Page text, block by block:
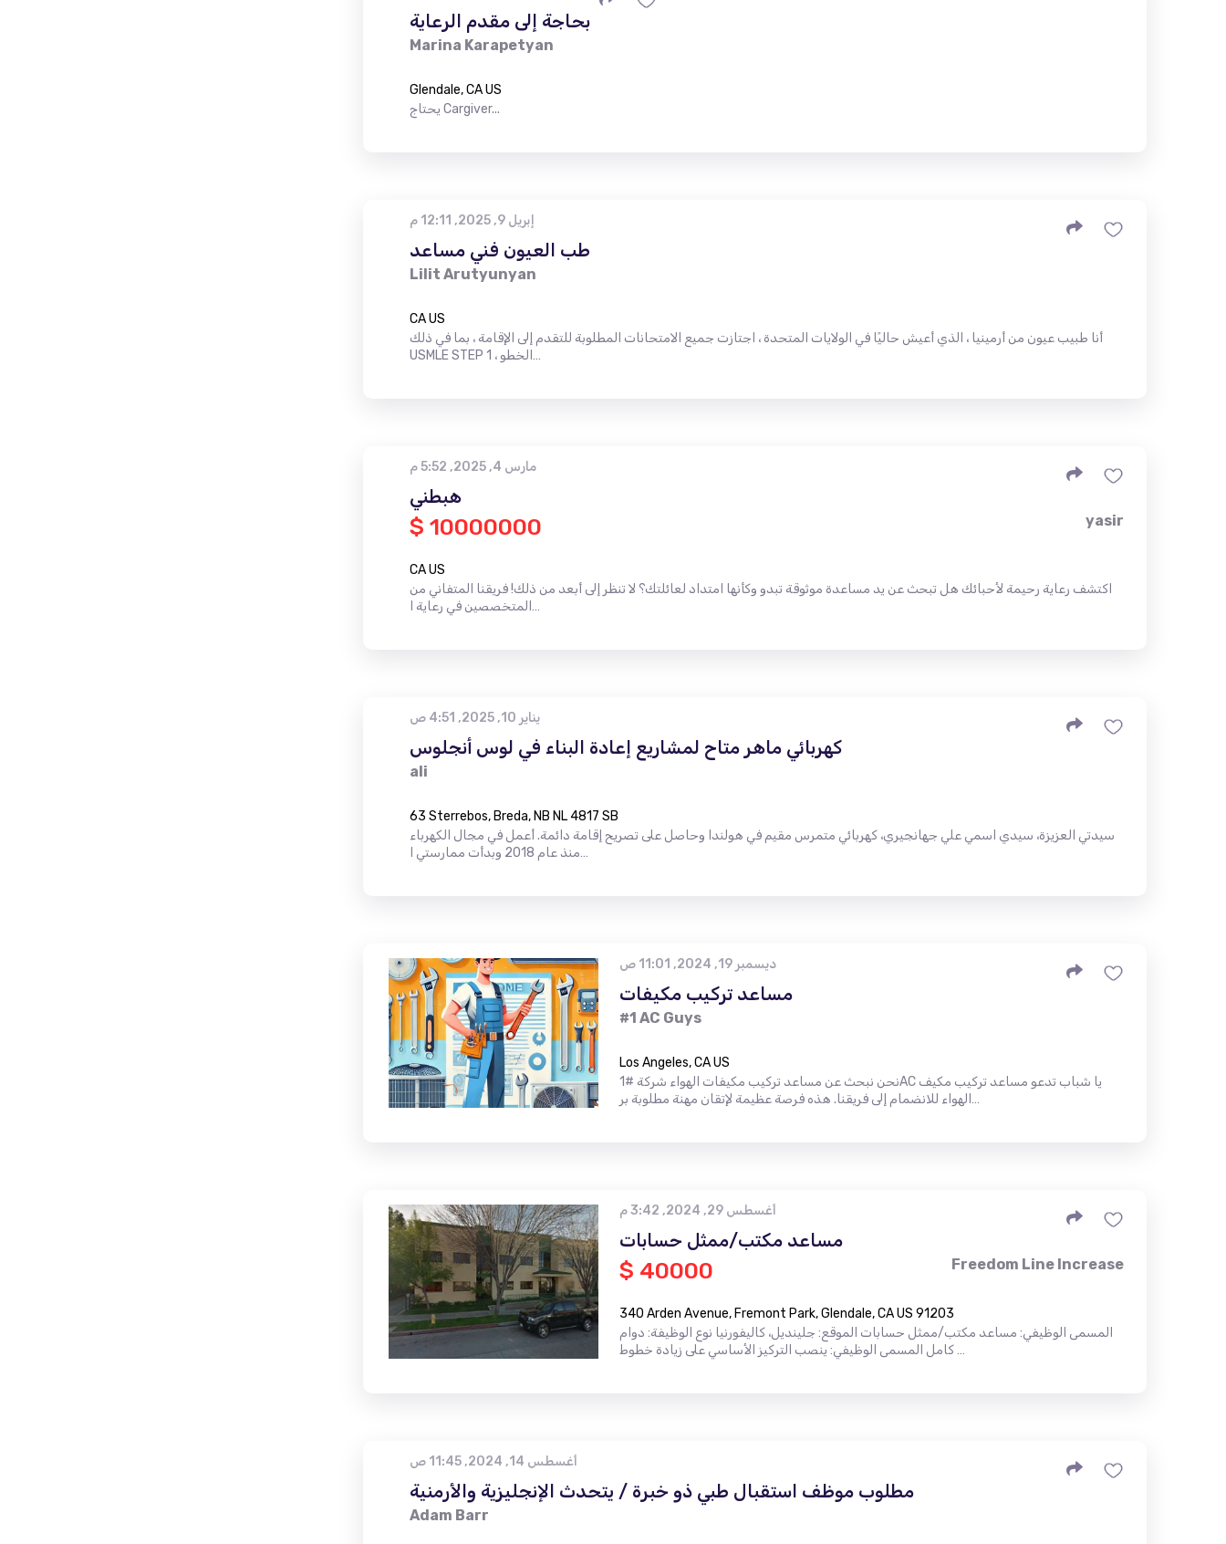
بحاجة إلى مقدم الرعاية
Marina Karapetyan
Glendale, CA US
يحتاج Cargiver...
إبريل 9, 2025, 12:11 م
طب العيون فني مساعد
Lilit Arutyunyan
CA US
أنا طبيب عيون من أرمينيا ، الذي أعيش حاليًا في الولايات المتحدة ، اجتازت جميع الامتحانات المطلوبة للتقدم إلى الإقامة ، بما في ذلك
USMLE STEP 1 ، الخطو…
مارس 4, 2025, 5:52 م
هبطني
$ 10000000 yasir
CA US
اكتشف رعاية رحيمة لأحبائك هل تبحث عن يد مساعدة موثوقة تبدو وكأنها امتداد لعائلتك؟ لا تنظر إلى أبعد من ذلك! فريقنا المتفاني من
المتخصصين في رعاية ا…
يناير 10, 2025, 4:51 ص
كهربائي ماهر متاح لمشاريع إعادة البناء في لوس أنجلوس
ali
63 Sterrebos, Breda, NB NL 4817 SB
سيدتي العزيزة، سيدي اسمي علي جهانجيري، كهربائي متمرس مقيم في هولندا وحاصل على تصريح إقامة دائمة. أعمل في مجال الكهرباء
منذ عام 2018 وبدأت ممارستي ا…
ديسمبر 19, 2024, 11:01 ص
مساعد تركيب مكيفات
#1 AC Guys
Los Angeles, CA US
نحن نبحث عن مساعد تركيب مكيفات الهواء شركة #1AC يا شباب تدعو مساعد تركيب مكيف
الهواء للانضمام إلى فريقنا. هذه فرصة عظيمة لإتقان مهنة مطلوبة بر…
أغسطس 29, 2024, 3:42 م
مساعد مكتب/ممثل حسابات
$ 40000 Freedom Line Increase
340 Arden Avenue, Fremont Park, Glendale, CA US 91203
المسمى الوظيفي: مساعد مكتب/ممثل حسابات الموقع: جلينديل، كاليفورنيا نوع الوظيفة: دوام
كامل المسمى الوظيفي: ينصب التركيز الأساسي على زيادة خطوط …
أغسطس 14, 2024, 11:45 ص
مطلوب موظف استقبال طبي ذو خبرة / يتحدث الإنجليزية والأرمنية
Adam Barr